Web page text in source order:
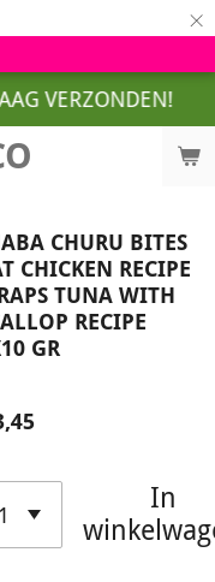
×
VERZONDEN!
CHURU BITES
CHICKEN RECIPE
TUNA WITH
RECIPE
GR
In